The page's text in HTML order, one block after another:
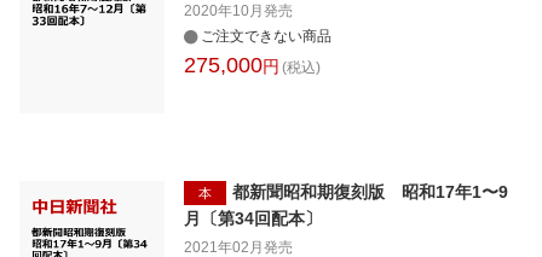
2020年10月発売
ご注文できない商品
275,000円 (税込)
本
都新聞昭和期復刻版 昭和17年1〜9
月〔第34回配本〕
2021年02月発売